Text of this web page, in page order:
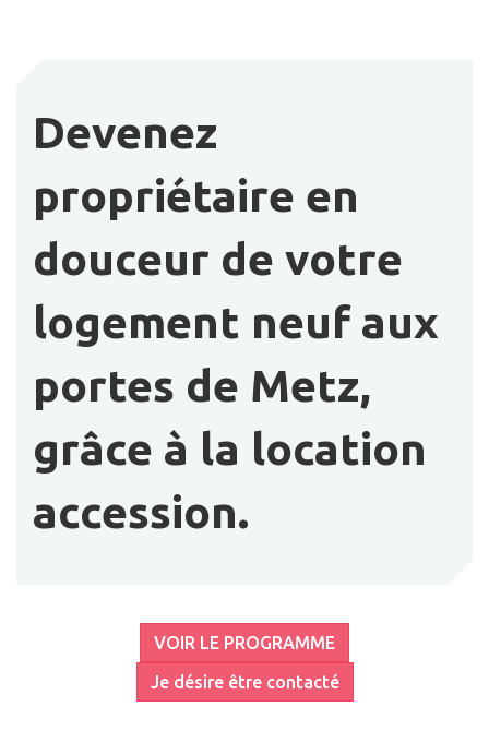
Devenez
propriétaire en
douceur de votre
logement neuf aux
portes de Metz,
grâce à la location
accession.
VOIR LE PROGRAMME
Je désire être contacté